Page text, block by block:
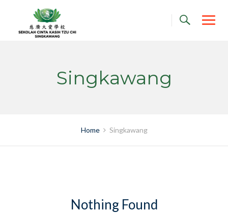
content
Singkawang
Home Singkawang
Nothing Found